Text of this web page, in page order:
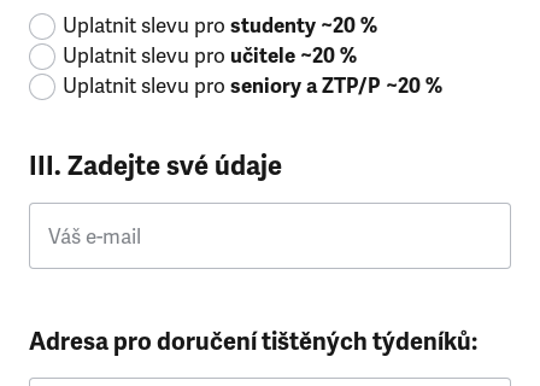
Uplatnit slevu pro studenty ~20 %
Uplatnit slevu pro učitele ~20 %
Uplatnit slevu pro seniory a ZTP/P ~20 %
III. Zadejte své údaje
Váš e-mail
Adresa pro doručení tištěných týdeníků: